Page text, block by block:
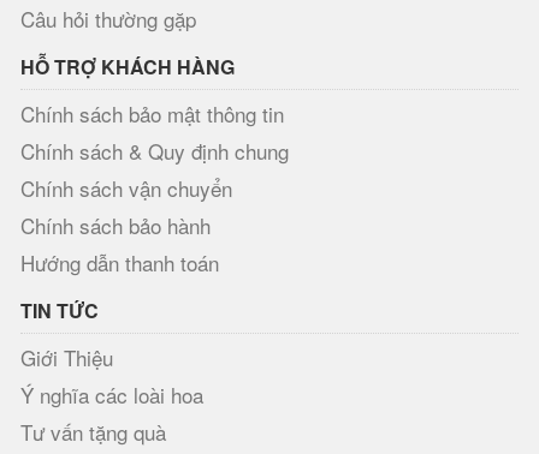
Câu hỏi thường gặp
HỖ TRỢ KHÁCH HÀNG
Chính sách bảo mật thông tin
Chính sách & Quy định chung
Chính sách vận chuyển
Chính sách bảo hành
Hướng dẫn thanh toán
TIN TỨC
Giới Thiệu
Ý nghĩa các loài hoa
Tư vấn tặng quà